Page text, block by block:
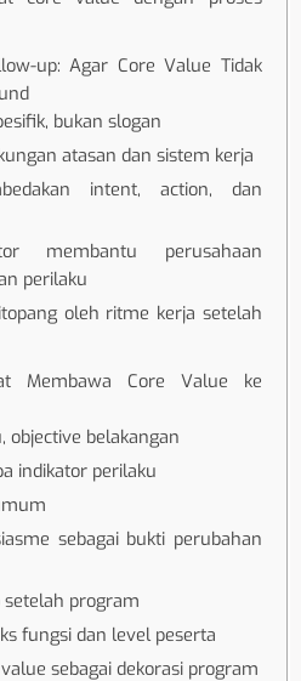
up: Agar Core Value Tidak
bukan slogan
atasan dan sistem kerja
intent, action, dan
membantu perusahaan
perilaku
oleh ritme kerja setelah
Membawa Core Value ke
objective belakangan
indikator perilaku
sebagai bukti perubahan
program
fungsi dan level peserta
sebagai dekorasi program